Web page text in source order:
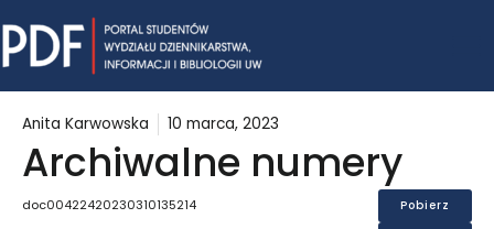
to
content
Anita Karwowska 10 marca, 2023
Archiwalne numery
doc00422420230310135214
Pobierz